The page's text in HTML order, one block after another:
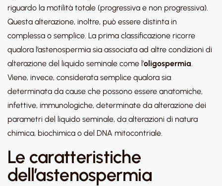
riguardo la motilità totale (progressiva e non progressiva).
Questa alterazione, inoltre, può essere distinta in
complessa o semplice. La prima classificazione ricorre
qualora l’astenospermia sia associata ad altre condizioni di
alterazione del liquido seminale come l’oligospermia.
Viene, invece, considerata semplice qualora sia
determinata da cause che possono essere anatomiche,
infettive, immunologiche, determinate da alterazione dei
parametri del liquido seminale, da alterazioni di natura
chimica, biochimica o del DNA mitocontriale.
Le caratteristiche
dell’astenospermia